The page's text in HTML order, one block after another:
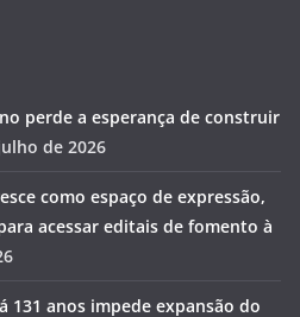
perde a esperança de construir
de 2026
como espaço de expressão,
acessar editais de fomento à
131 anos impede expansão do